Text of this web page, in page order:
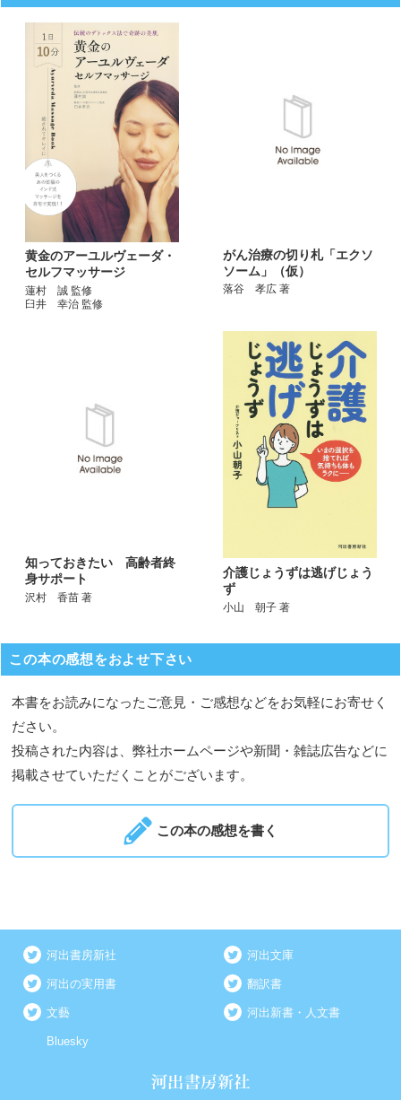
黄金のアーユルヴェーダ・
セルフマッサージ
蓮村 誠 監修
臼井 幸治 監修
がん治療の切り札「エクソ
ソーム」（仮）
落谷 孝広 著
知っておきたい 高齢者終
身サポート
沢村 香苗 著
介護じょうずは逃げじょう
ず
小山 朝子 著
この本の感想をおよせ下さい
本書をお読みになったご意見・ご感想などをお気軽にお寄せく
ださい。
投稿された内容は、弊社ホームページや新聞・雑誌広告などに
掲載させていただくことがございます。
この本の感想を書く
河出書房新社 河出文庫
河出の実用書 翻訳書
文藝 河出新書・人文書
Bluesky